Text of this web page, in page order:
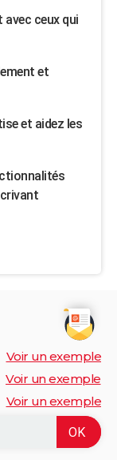
ceux qui
et
et aidez les
Voir un exemple
Voir un exemple
Voir un exemple